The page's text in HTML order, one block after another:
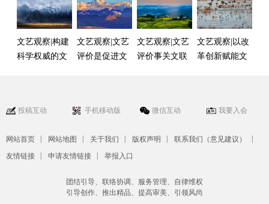
文艺观察|构建
科学权威的文
文艺观察|文艺
评价是促进文
文艺观察|文艺
评价事关文联
文艺观察|以改
革创新赋能文
投稿互动 手机移动版 微信互动 我要入会
网站首页 网站地图 关于我们 版权声明 联系我们（意见建议）
友情链接 申请友情链接 举报入口
团结引导、联络协调、服务管理、自律维权
引导创作、推出精品、提高审美、引领风尚